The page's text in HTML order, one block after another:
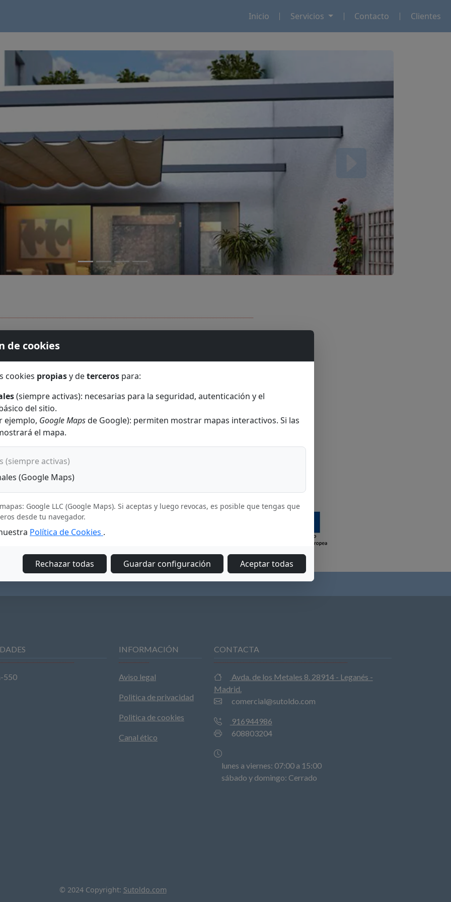
Inicio Servicios Contacto Clientes
locales comerciales...
550
INFORMACIÓN
Aviso legal
Politica de privacidad
Politica de cookies
Canal ético
CONTACTA
Avda. de los Metales 8. 28914 - Leganés -
Madrid.
comercial@sutoldo.com
916944986
608803204
lunes a viernes: 07:00 a 15:00
sábado y domingo: Cerrado
© 2024 Copyright: Sutoldo.com
de cookies
cookies propiasy deterceros para:
(siempre activas): necesarias para la seguridad, autenticación y el
del sitio.
ejemplo, Google Mapsde Google): permiten mostrar mapas interactivos. Si las
el mapa.
(siempre activas)
(Google Maps)
Google LLC (Google Maps). Si aceptas y luego revocas, es posible que tengas que
desde tu navegador.
Política de Cookies .
Rechazar todas Guardar configuración Aceptar todas